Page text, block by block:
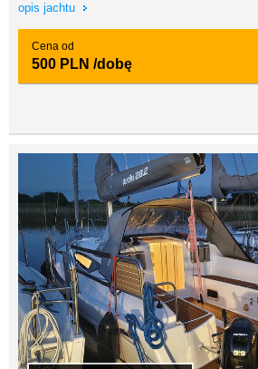
opis jachtu
Cena od
500 PLN /dobę